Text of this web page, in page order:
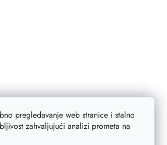
pregledavanje web stranice i stalno
zahvaljujući analizi prometa na